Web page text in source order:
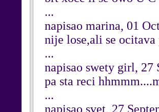
...
napisao marina, 01
nije lose,ali se ocitava
...
napisao swety girl, 27
pa sta reci
...
napisao svet, 27